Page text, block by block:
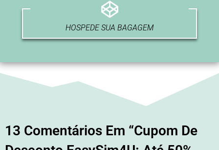
HOSPEDE SUA BAGAGEM
13 Comentários Em “Cupom De